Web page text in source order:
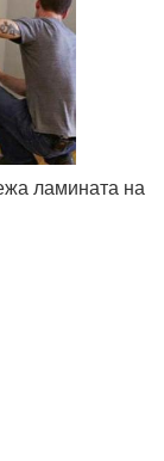
ламината на